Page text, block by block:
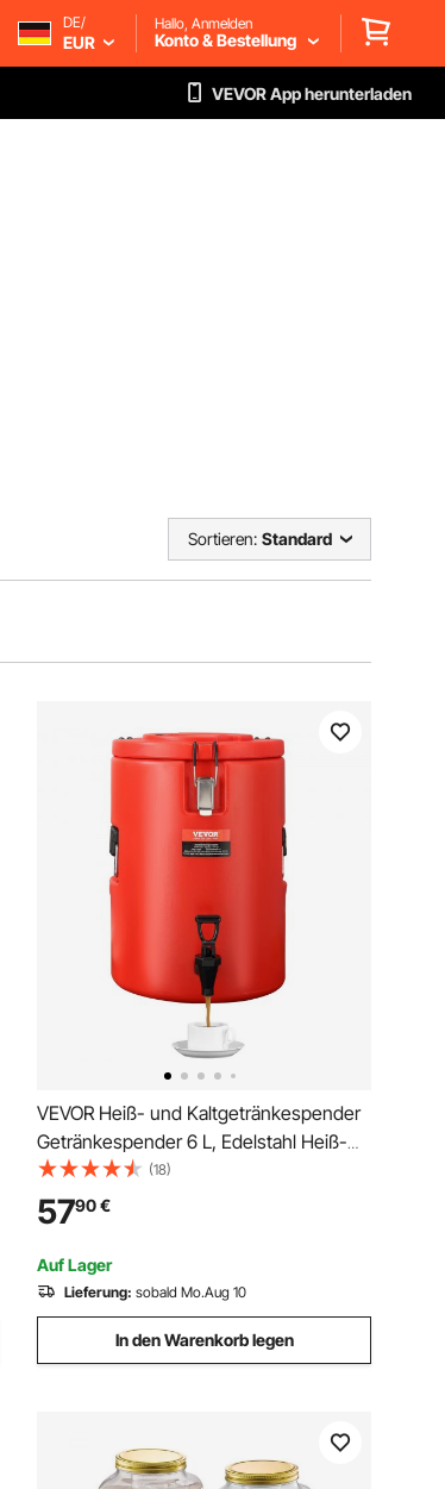
DE/
EUR
Hallo, Anmelden
Konto & Bestellung
VEVOR App herunterladen
Sortieren: Standard
VEVOR Heiß- und Kaltgetränkespender
Getränkespender 6 L, Edelstahl Heiß-
und Kaltwasserbrunnen Großer
Getränkespender mit Zapfen für Kaffee,
Kalte Milch, Wasser, Saft usw.
Isolierkanne Rund
(18)
5790€
Auf Lager
Lieferung: sobald Mo.Aug 10
In den Warenkorb legen